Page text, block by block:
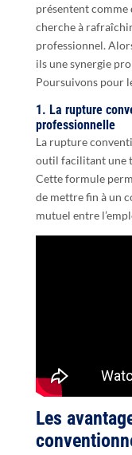
présentent
cherche à
professionnel.
ils une synergie
Poursuivons pour
1. La rupture
professionnelle
La rupture
outil facilitant une
Cette formule
de mettre fin à un
mutuel entre
Les